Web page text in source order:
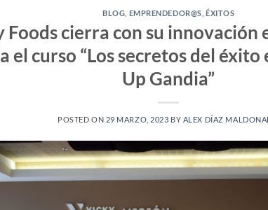
BLOG EMPRENDEDOR@S ÉXITOS
Foods cierra con su innovación
el curso “Los secretos del
Up Gandia”
POSTED ON 29 MARZO, 2023 BY ALEX DÍAZ